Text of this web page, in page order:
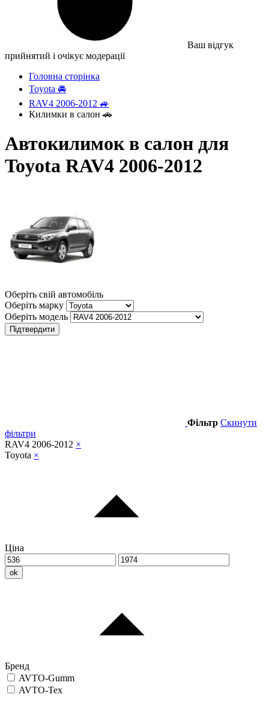
Ваш відгук
прийнятий і очікує модерації
Головна сторінка
Toyota 🚘
RAV4 2006-2012 🚙
Килимки в салон 🚗
Автокилимок в салон для
Toyota RAV4 2006-2012
Оберіть свій автомобіль
Оберіть марку
Оберіть модель
Підтвердити
Фільтр Скинути
фільтри
RAV4 2006-2012 ×
Toyota ×
Ціна
ok
Бренд
AVTO-Gumm
AVTO-Tex